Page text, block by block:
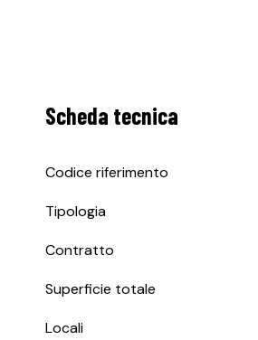
Scheda tecnica
Codice riferimento
Tipologia
Contratto
Superficie totale
Locali